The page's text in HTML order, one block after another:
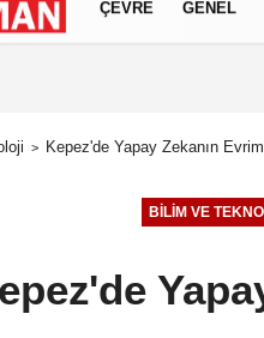
Gizlilik İlkeleri
ÇEVRE GENEL
Kepez'de Yapay Zekanın
BILIM VE